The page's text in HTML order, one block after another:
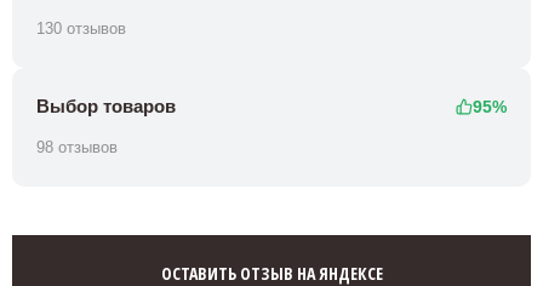
130 отзывов
Выбор товаров 95%
98 отзывов
ОСТАВИТЬ ОТЗЫВ НА ЯНДЕКСЕ